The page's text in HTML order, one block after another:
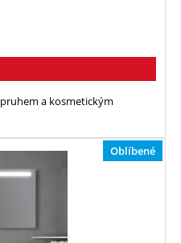
a kosmetickým
Oblíbené